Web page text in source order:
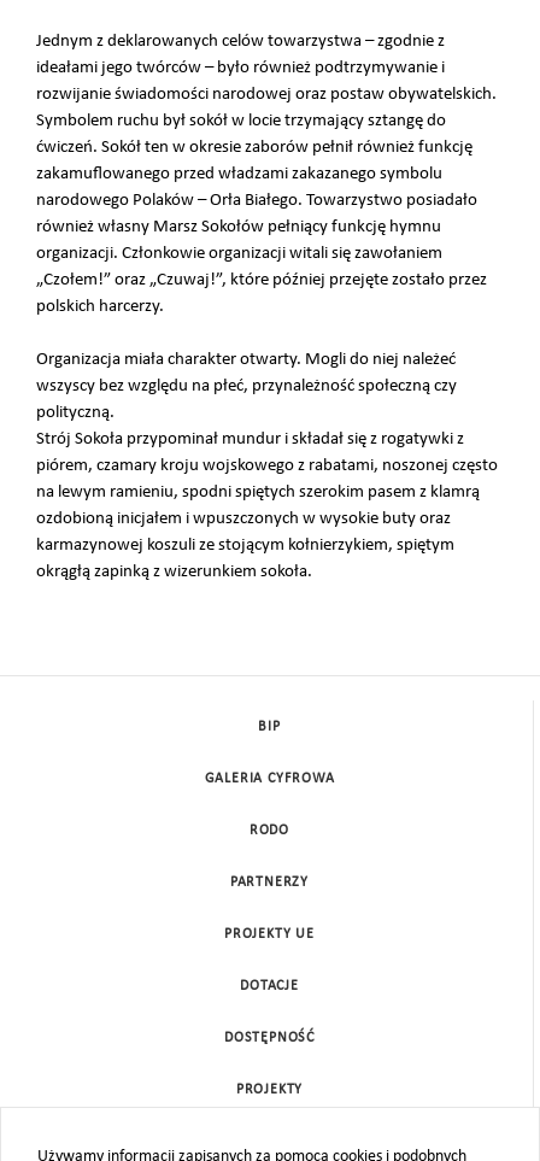
Jednym z deklarowanych celów towarzystwa – zgodnie z
ideałami jego twórców – było również podtrzymywanie i
rozwijanie świadomości narodowej oraz postaw obywatelskich.
Symbolem ruchu był sokół w locie trzymający sztangę do
ćwiczeń. Sokół ten w okresie zaborów pełnił również funkcję
zakamuflowanego przed władzami zakazanego symbolu
narodowego Polaków – Orła Białego. Towarzystwo posiadało
również własny Marsz Sokołów pełniący funkcję hymnu
organizacji. Członkowie organizacji witali się zawołaniem
„Czołem!” oraz „Czuwaj!”, które później przejęte zostało przez
polskich harcerzy.
Organizacja miała charakter otwarty. Mogli do niej należeć
wszyscy bez względu na płeć, przynależność społeczną czy
polityczną.
Strój Sokoła przypominał mundur i składał się z rogatywki z
piórem, czamary kroju wojskowego z rabatami, noszonej często
na lewym ramieniu, spodni spiętych szerokim pasem z klamrą
ozdobioną inicjałem i wpuszczonych w wysokie buty oraz
karmazynowej koszuli ze stojącym kołnierzykiem, spiętym
okrągłą zapinką z wizerunkiem sokoła.
Używamy informacji zapisanych za pomocą cookies i podobnych
BIP
GALERIA CYFROWA
RODO
PARTNERZY
PROJEKTY UE
DOTACJE
DOSTĘPNOŚĆ
PROJEKTY